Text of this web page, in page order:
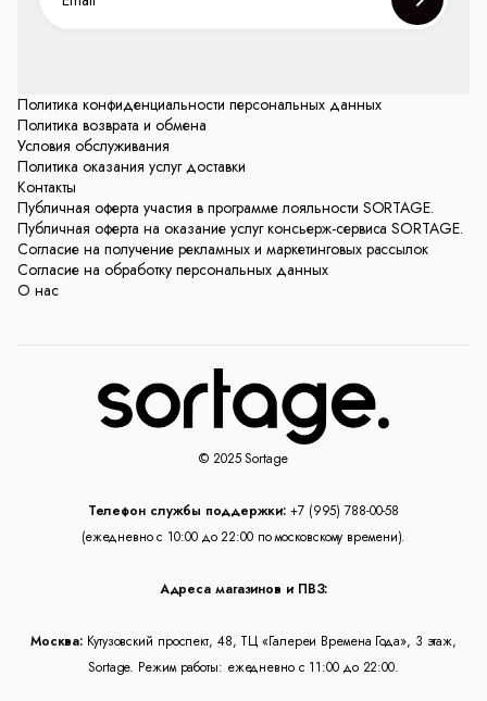
Политика конфиденциальности персональных данных
Политика возврата и обмена
Условия обслуживания
Политика оказания услуг доставки
Контакты
Публичная оферта участия в программе лояльности SORTAGE.
Публичная оферта на оказание услуг консьерж-сервиса SORTAGE.
Согласие на получение рекламных и маркетинговых рассылок
Согласие на обработку персональных данных
О нас
© 2025 Sortage
Телефон службы поддержки: +7 (995) 788-00-58
(ежедневно с 10:00 до 22:00 по московскому времени).
Адреса магазинов и ПВЗ:
Москва: Кутузовский проспект, 48, ТЦ «Галереи Времена Года», 3 этаж,
Sortage. Режим работы: ежедневно с 11:00 до 22:00.